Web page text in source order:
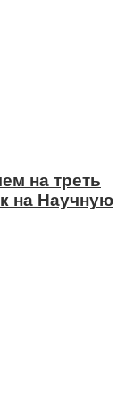
на треть
на Научную